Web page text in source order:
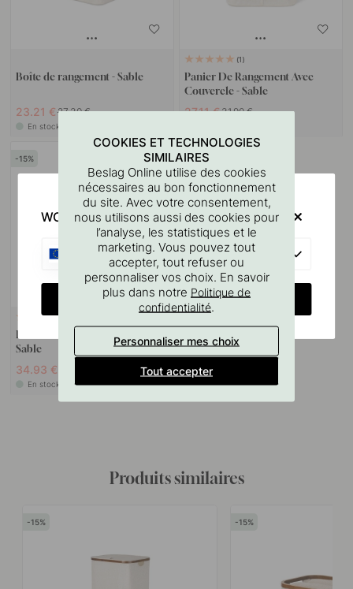
Boîte de rangement - Sable
23.21 € 27.30 €
En stock
1
Panier De Rangement Avec
Couvercle - Sable
27.11 €31.90 €
15
Panier à linge avec couvercle -
Sable
34.93 €
En stock
Produits similaires
15 15
COOKIES ET TECHNOLOGIES
SIMILAIRES
Beslag Online utilise des cookies
nécessaires au bon fonctionnement
du site. Avec votre consentement,
nous utilisons aussi des cookies pour
l’analyse, les statistiques et le
marketing. Vous pouvez tout
accepter, tout refuser ou
personnaliser vos choix. En savoir
plus dans notre Politique de
confidentialité.
Personnaliser mes choix
Tout accepter
WOULD YOU RATHER VISIT?
CHANGE COUNTRY